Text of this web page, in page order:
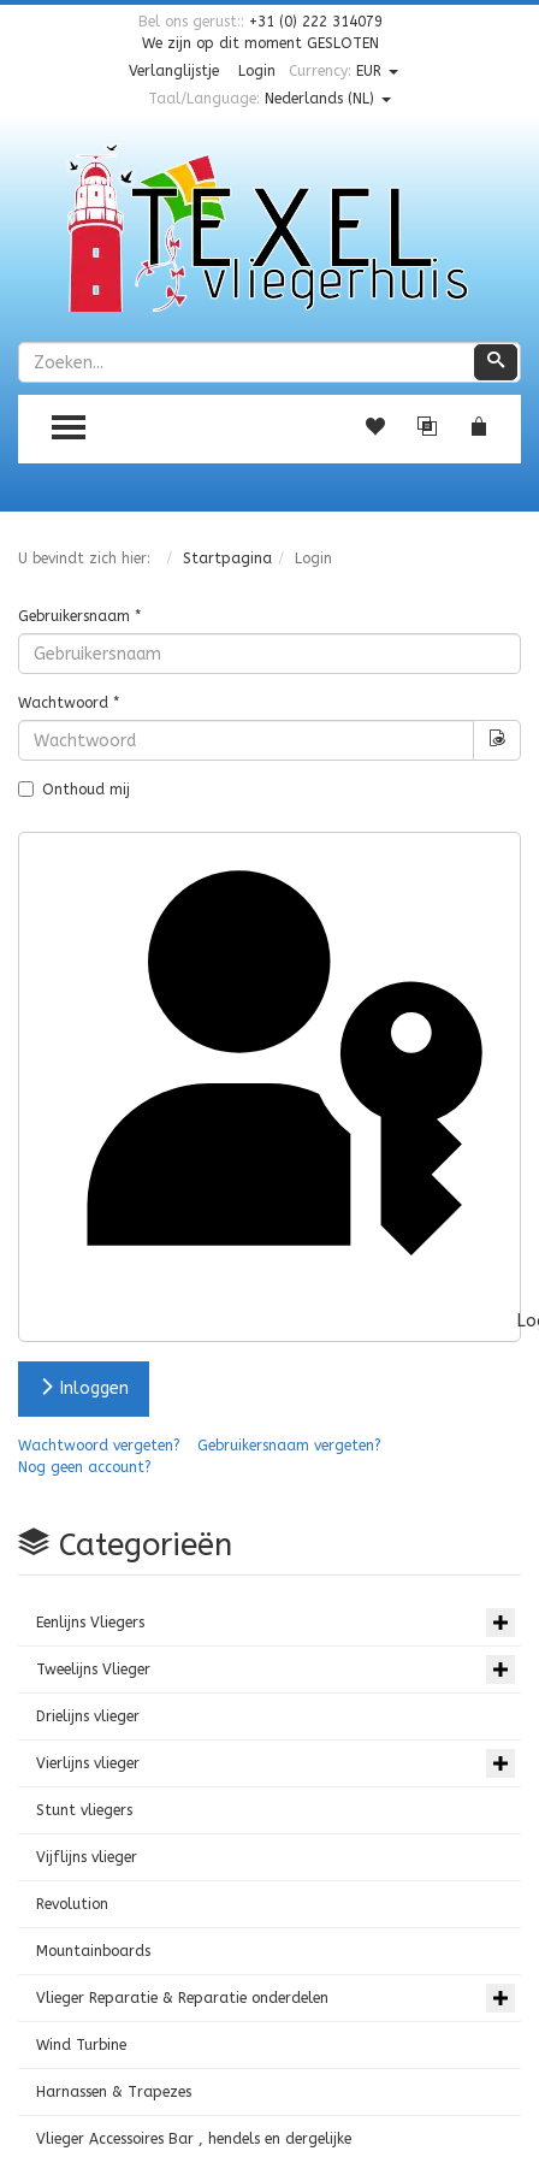
Bel ons gerust:: +31 (0) 222 314079
We zijn op dit moment GESLOTEN
Verlanglijstje
Login Currency: EUR
Taal/Language: Nederlands (NL)
Zoeken
TOGGLE MENU
U bevindt zich hier: Startpagina Login
Gebruikersnaam *
Wachtwoord *
Onthoud mij
Inloggen
Wachtwoord vergeten?
Gebruikersnaam vergeten?
Nog geen account?
Categorieën
Eenlijns Vliegers
Tweelijns Vlieger
Drielijns vlieger
Vierlijns vlieger
Stunt vliegers
Vijflijns vlieger
Revolution
Mountainboards
Vlieger Reparatie & Reparatie onderdelen
Wind Turbine
Harnassen & Trapezes
Vlieger Accessoires Bar , hendels en dergelijke